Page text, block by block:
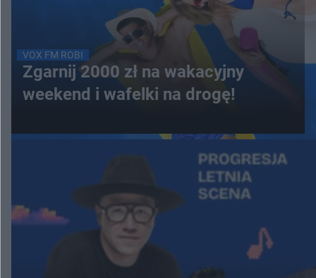
VOX FM ROBI
Zgarnij 2000 zł na wakacyjny
weekend i wafelki na drogę!